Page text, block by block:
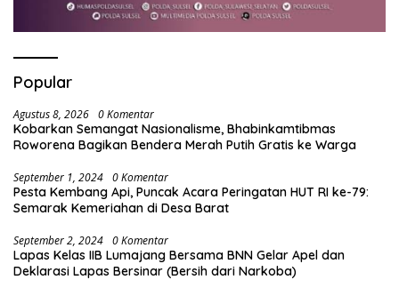
Popular
Agustus 8, 2026 0 Komentar
Kobarkan Semangat Nasionalisme, Bhabinkamtibmas
Roworena Bagikan Bendera Merah Putih Gratis ke Warga
September 1, 2024 0 Komentar
Pesta Kembang Api, Puncak Acara Peringatan HUT RI ke-79:
Semarak Kemeriahan di Desa Barat
September 2, 2024 0 Komentar
Lapas Kelas IIB Lumajang Bersama BNN Gelar Apel dan
Deklarasi Lapas Bersinar (Bersih dari Narkoba)